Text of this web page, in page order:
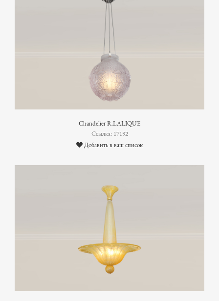
Chandelier R.LALIQUE
Ссылка: 17192
Добавить в ваш список